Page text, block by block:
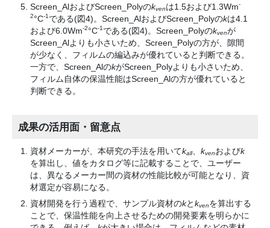
Screen_AlおよびScreen_Polyのkvenは1.5および1.3Wm-
2°C-1である(図4)。Screen_AlおよびScreen_Polyのkは4.1
および6.0Wm-2°C-1である(図4)。Screen_Polyのkvenが
Screen_Alよりも小さいため、Screen_Polyの方が、隙間
が少なく、フィルムの編込みが優れていると判断できる。
一方で、Screen_AlのkがScreen_Polyよりも小さいため、
フィルム自体の保温性能はScreen_Alの方が優れていると
判断できる。
成果の活用面・留意点
資材メーカーが、本研究の手法を用いてkall、 kvenおよびk
を算出し、値をカタログ等に記載することで、ユーザー
は、異なるメーカー間の資材の性能比較が可能となり、資
材選定が容易になる。
資材開発を行う過程で、サンプル資材のkとkvenを算出する
ことで、保温性能を向上させるための開発要素を明らかに